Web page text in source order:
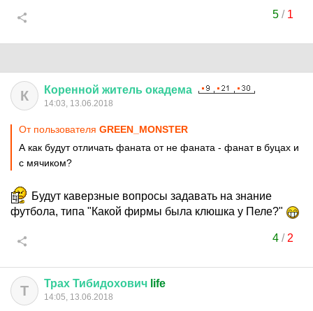
5/ 1
К Коренной житель окадема
14:03, 13.06.2018
От пользователя GREEN_MONSTER
А как будут отличать фаната от не фаната - фанат в буцах и
с мячиком?
Будут каверзные вопросы задавать на знание
футбола, типа "Какой фирмы была клюшка у Пеле?"
4/ 2
Т Трах Тибидохович life
14:05, 13.06.2018